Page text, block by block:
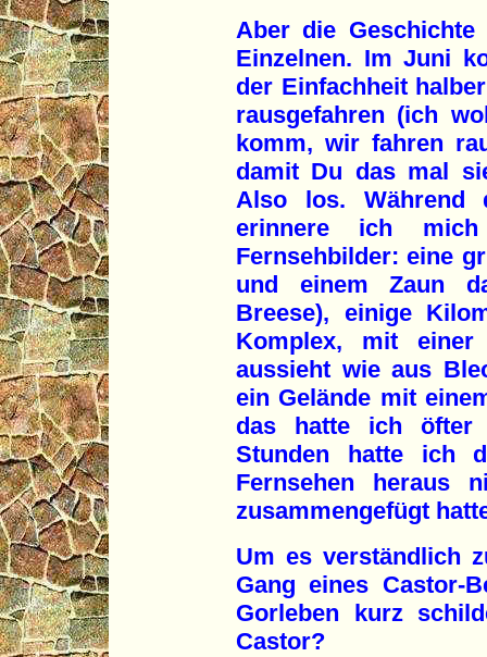
Aber die
Einzelnen. Im Juni
der Einfachheit
rausgefahren (ich
komm, wir fahren
damit Du das mal
Also los. Während
erinnere ich
Fernsehbilder: eine
und einem Zaun
Breese), einige
Komplex, mit
aussieht wie aus
ein Gelände mit
das hatte ich öfter
Stunden hatte ich
Fernsehen heraus
zusammengefügt
Um es verständlich
Gang eines Castor-
Gorleben kurz
Castor?